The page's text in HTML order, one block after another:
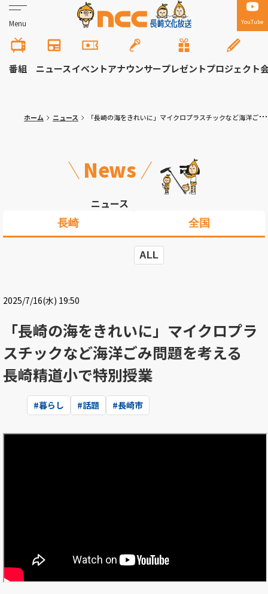
Menu YouTube
番組 ニュースイベントアナウンサープレゼントプロジェクト
ホーム ニュース 「長崎の海をきれいに」マイクロプラスチックなど海洋ごみ問題を考える 長崎精道小で特別授業
News
ニュース
長崎 全国
ALL
2025/7/16(水) 19:50
「長崎の海をきれいに」マイクロプラ
スチックなど海洋ごみ問題を考える
長崎精道小で特別授業
#暮らし #話題 #長崎市